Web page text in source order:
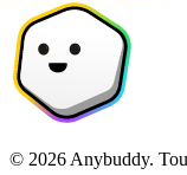
© 2026 Anybuddy.